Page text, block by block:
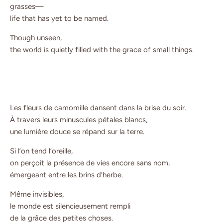
grasses—
life that has yet to be named.
Though unseen,
the world is quietly filled with the grace of small things.
Les fleurs de camomille dansent dans la brise du soir.
À travers leurs minuscules pétales blancs,
une lumière douce se répand sur la terre.
Si l’on tend l’oreille,
on perçoit la présence de vies encore sans nom,
émergeant entre les brins d’herbe.
Même invisibles,
le monde est silencieusement rempli
de la grâce des petites choses.